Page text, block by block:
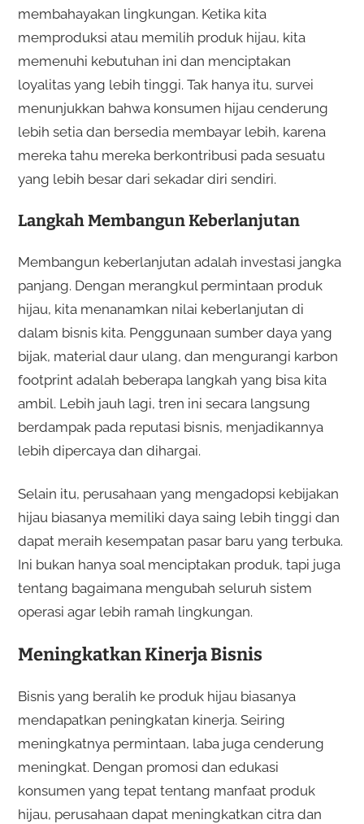
membahayakan lingkungan. Ketika kita
memproduksi atau memilih produk hijau, kita
memenuhi kebutuhan ini dan menciptakan
loyalitas yang lebih tinggi. Tak hanya itu, survei
menunjukkan bahwa konsumen hijau cenderung
lebih setia dan bersedia membayar lebih, karena
mereka tahu mereka berkontribusi pada sesuatu
yang lebih besar dari sekadar diri sendiri.
Langkah Membangun Keberlanjutan
Membangun keberlanjutan adalah investasi jangka
panjang. Dengan merangkul permintaan produk
hijau, kita menanamkan nilai keberlanjutan di
dalam bisnis kita. Penggunaan sumber daya yang
bijak, material daur ulang, dan mengurangi karbon
footprint adalah beberapa langkah yang bisa kita
ambil. Lebih jauh lagi, tren ini secara langsung
berdampak pada reputasi bisnis, menjadikannya
lebih dipercaya dan dihargai.
Selain itu, perusahaan yang mengadopsi kebijakan
hijau biasanya memiliki daya saing lebih tinggi dan
dapat meraih kesempatan pasar baru yang terbuka.
Ini bukan hanya soal menciptakan produk, tapi juga
tentang bagaimana mengubah seluruh sistem
operasi agar lebih ramah lingkungan.
Meningkatkan Kinerja Bisnis
Bisnis yang beralih ke produk hijau biasanya
mendapatkan peningkatan kinerja. Seiring
meningkatnya permintaan, laba juga cenderung
meningkat. Dengan promosi dan edukasi
konsumen yang tepat tentang manfaat produk
hijau, perusahaan dapat meningkatkan citra dan